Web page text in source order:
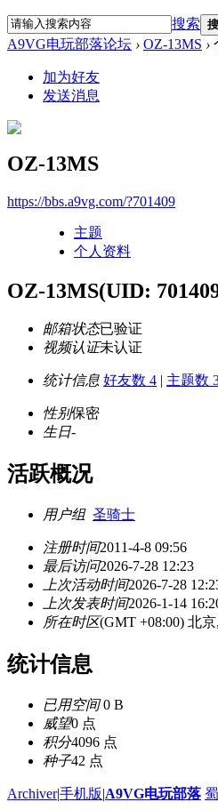
搜索
A9VG电玩部落论坛 › OZ-13MS ›
加为好友
发送消息
OZ-13MS
https://bbs.a9vg.com/?701409
主题
个人资料
OZ-13MS(UID:
邮箱状态已验证
视频认证未认证
统计信息 好友数 4 | 主题数
性别保密
生日-
活跃概况
用户组 圣骑士
注册时间2011-4-8 09:56
最后访问2026-7-28 12:23
上次活动时间2026-7-28
上次发表时间2026-1-14
所在时区(GMT +08:00) 北
统计信息
已用空间0 B
威望0 点
积分4096 点
种子42 点
Archiver|手机版|A9VG电玩部落